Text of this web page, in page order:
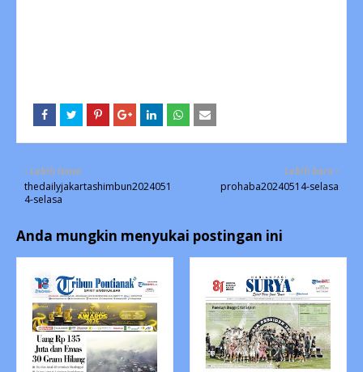
Lebih baru
prohaba20240514-selasa
Lebih lama
thedailyjakartashimbun2024051
4-selasa
Anda mungkin menyukai postingan ini